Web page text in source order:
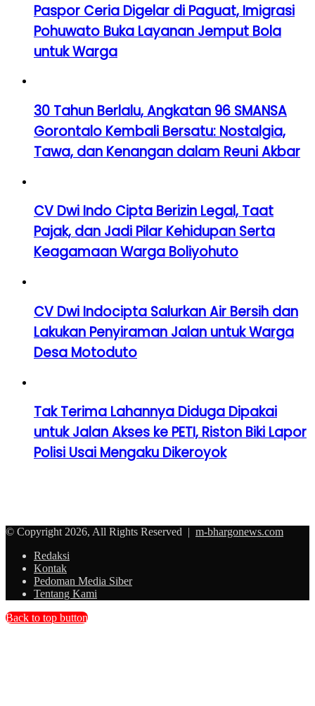
Paspor Ceria Digelar di Paguat, Imigrasi
Pohuwato Buka Layanan Jemput Bola
untuk Warga
30 Tahun Berlalu, Angkatan 96 SMANSA
Gorontalo Kembali Bersatu: Nostalgia,
Tawa, dan Kenangan dalam Reuni Akbar
CV Dwi Indo Cipta Berizin Legal, Taat
Pajak, dan Jadi Pilar Kehidupan Serta
Keagamaan Warga Boliyohuto
CV Dwi Indocipta Salurkan Air Bersih dan
Lakukan Penyiraman Jalan untuk Warga
Desa Motoduto
Tak Terima Lahannya Diduga Dipakai
untuk Jalan Akses ke PETI, Riston Biki Lapor
Polisi Usai Mengaku Dikeroyok
© Copyright 2026, All Rights Reserved | m-bhargonews.com
Redaksi
Kontak
Pedoman Media Siber
Tentang Kami
Back to top button